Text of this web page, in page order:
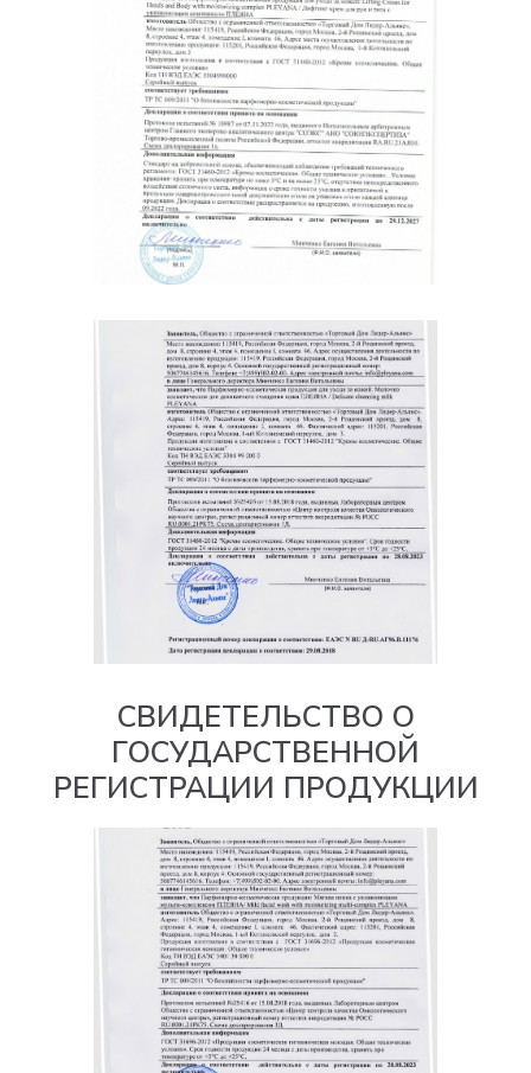
СВИДЕТЕЛЬСТВО О
ГОСУДАРСТВЕННОЙ
РЕГИСТРАЦИИ ПРОДУКЦИИ